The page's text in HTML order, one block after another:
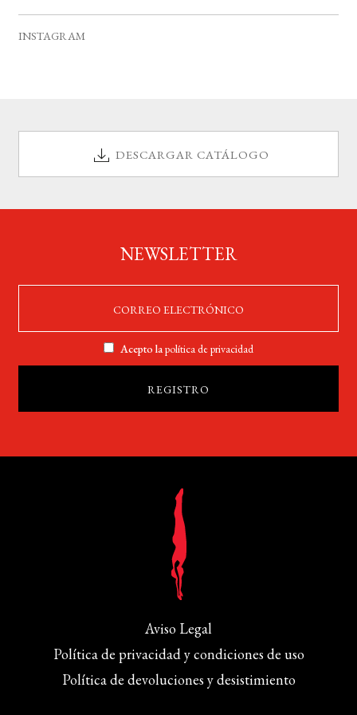
e
INSTAGRAM
DESCARGAR CATÁLOGO
NEWSLETTER
Acepto lapolítica de privacidad
Aviso Legal
Política de privacidad y condiciones de uso
Política de devoluciones y desistimiento